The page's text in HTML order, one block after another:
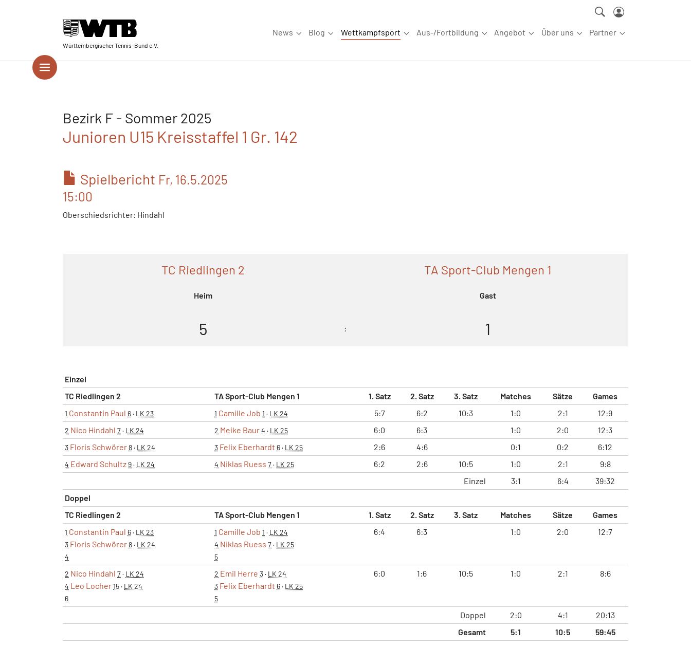
Württembergischer Tennis-Bund e.V.
News
Submenu for "News"
Blog
Submenu for "Blog"
Wettkampfsport
Submenu for "Wettkampfsport"
Aus-/Fortbildung
Submenu for "Aus-/Fortbildung"
Angebot
Submenu for "Angebot"
Über uns
Submenu for "Über uns"
Partner
Submenu for
Bezirk F - Sommer 2025
Junioren U15 Kreisstaffel 1 Gr. 142
Spielbericht Fr, 16.5.2025
15:00
Oberschiedsrichter: Hindahl
TC Riedlingen 2
Heim
TA Sport-Club Mengen 1
Gast
5 : 1
Einzel
TC Riedlingen 2
TA Sport-Club Mengen 1 1. Satz 2. Satz 3. Satz Matches Sätze Games
1 Constantin Paul 6· LK 23 1 Camille Job 1 · LK 24 5:7 6:2 10:3 1:0 2:1 12:9
2 Nico Hindahl 7· LK 24 2 Meike Baur4 · LK 25 6:0 6:3 1:0 2:0 12:3
3 Floris Schwörer8· LK 24 3 Felix Eberhardt 6· LK 25 2:6 4:6 0:1 0:2 6:12
4 Edward Schultz9· LK 24 4 Niklas Ruess 7· LK 25 6:2 2:6 10:5 1:0 2:1
9:8
Einzel
3:1 6:4
39:32
Doppel
TC Riedlingen 2
TA Sport-Club Mengen 1 1. Satz 2. Satz 3. Satz Matches Sätze Games
1 Constantin Paul 6· LK 23
3 Floris Schwörer8· LK 24
4
1 Camille Job 1 · LK 24
4 Niklas Ruess 7· LK 25
5
6:4 6:3 1:0 2:0 12:7
2 Nico Hindahl 7· LK 24
4 Leo Locher15· LK 24
6
2 Emil Herre 3· LK 24
3 Felix Eberhardt 6· LK 25
5
6:0 1:6 10:5 1:0 2:1 8:6
Doppel 2:0 4:1
20:13
Gesamt
5:1 10:5 59:45